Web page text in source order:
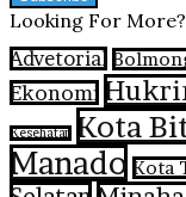
Looking For More?
Advetorial
Ekonomi
Kesehatan Kota
Manado Kota